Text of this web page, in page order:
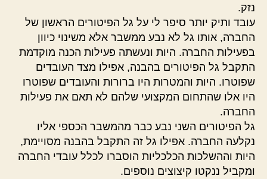
נזק.
עובד ותיק יותר סיפר לי על גל הפיטורים הראשון של
החברה, אותו גל לא נבע ממשבר אלא משינוי כיוון
בפעילות החברה. היות ונעשתה פעילות הכנה מוקדמת
התקבל גל הפיטורים בהבנה, אפילו מצד העובדים
שפוטרו. היות והמטרות היו ברורות והעובדים שפוטרו
היו אלו שהתחום המקצועי שלהם לא תאם את פעילות
החברה.
גל הפיטורים השני נבע כבר מהמשבר הכספי אליו
נקלעה החברה. אפילו גל זה התקבל בהבנה מסויימת,
היות וההשלכות הכלכליות הוסברו לכלל עובדי החברה
ומקביל ננקטו קיצוצים נוספים.